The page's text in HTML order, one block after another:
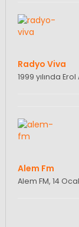
Radyo Viva
1999 yılında
Alem Fm
Alem FM, 14